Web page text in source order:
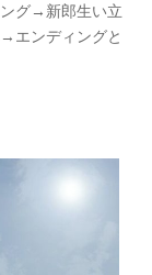
グ→新郎生い立
エンディングと